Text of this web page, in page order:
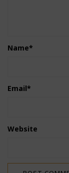
Name*
Email*
Website